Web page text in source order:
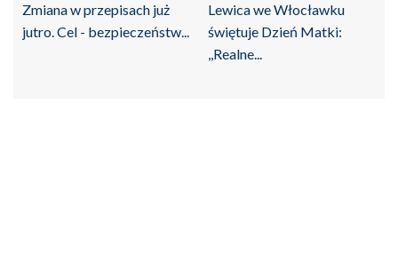
Zmiana w przepisach już
jutro. Cel - bezpieczeństw...
Lewica we Włocławku
świętuje Dzień Matki:
,,Realne...